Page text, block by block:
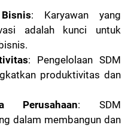
: Karyawan yang
adalah kunci untuk
: Pengelolaan SDM
produktivitas dan
Perusahaan: SDM
dalam membangun dan